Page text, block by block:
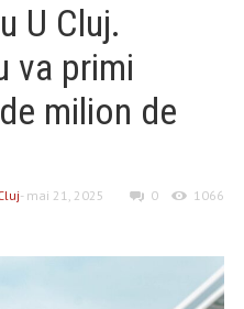
U Cluj.
va primi
milion de
- mai 21, 2025 0 1066